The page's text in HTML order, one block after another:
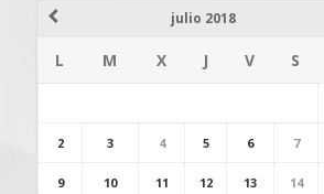
julio 2018
L M X J V S
2 3 4 5 6 7
9 10 11 12 13 14